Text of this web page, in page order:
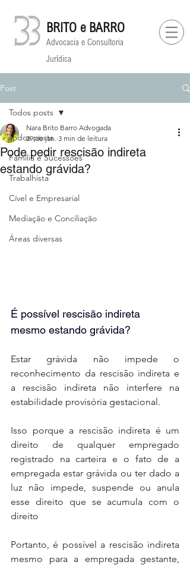
BRITO e BARRO
Advocacia e Consultoria
Jurídica
Post
Todos posts
Família e Sucessões
Trabalhista
Cível e Empresarial
⁠Mediação e Conciliação
Áreas diversas
Todos posts
Pode pedir rescisão indireta
estando grávida?
Nara Brito Barro Advogada
29 de jan. 3 min de leitura
É possível rescisão indireta
mesmo estando grávida?
Estar grávida não impede o
reconhecimento da rescisão indireta e
a rescisão indireta não interfere na
estabilidade provisória gestacional.
Isso porque a rescisão indireta é um
direito de qualquer empregado
registrado na carteira e o fato de a
empregada estar grávida ou ter dado a
luz não impede, suspende ou anula
esse direito que se acumula com o
direito
Portanto, é possível a rescisão indireta
mesmo para a empregada gestante,